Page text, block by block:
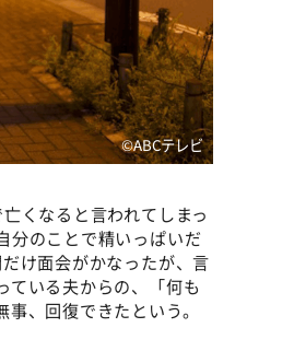
©ABCテレビ
くなると言われてしまっ
分のことで精いっぱいだ
け面会がかなったが、言
ている夫からの、「何も
、回復できたという。